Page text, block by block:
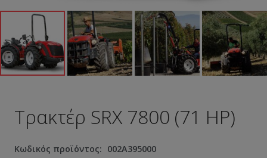
Τρακτέρ SRX 7800 (71 HP)
Κωδικός προϊόντος: 002A395000